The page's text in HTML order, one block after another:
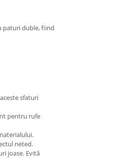
paturi duble, fiind
sfaturi
pentru rufe
neted.
joase. Evită